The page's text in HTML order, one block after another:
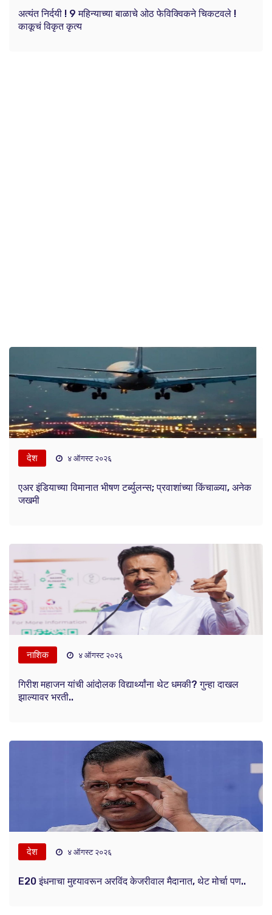
अत्यंत निर्दयी ! 9 महिन्याच्या बाळाचे ओठ फेविक्विकने चिकटवले !
काकूचं विकृत कृत्य
देश ४ ऑगस्ट २०२६
एअर इंडियाच्या विमानात भीषण टर्ब्युलन्स; प्रवाशांच्या किंचाळ्या, अनेक
जखमी
नाशिक ४ ऑगस्ट २०२६
गिरीश महाजन यांची आंदोलक विद्यार्थ्यांना थेट धमकी? गुन्हा दाखल
झाल्यावर भरती..
देश ४ ऑगस्ट २०२६
E20 इंधनाचा मुद्द्यावरून अरविंद केजरीवाल मैदानात, थेट मोर्चा पण..